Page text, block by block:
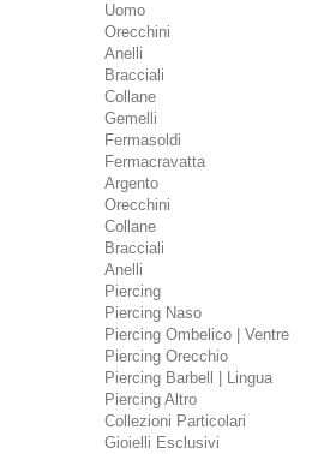
Uomo
Orecchini
Anelli
Bracciali
Collane
Gemelli
Fermasoldi
Fermacravatta
Argento
Orecchini
Collane
Bracciali
Anelli
Piercing
Piercing Naso
Piercing Ombelico | Ventre
Piercing Orecchio
Piercing Barbell | Lingua
Piercing Altro
Collezioni Particolari
Gioielli Esclusivi